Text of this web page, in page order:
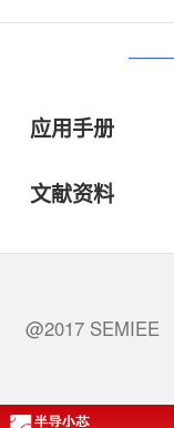
应用手册
文献资料
@2017 SEMIEE